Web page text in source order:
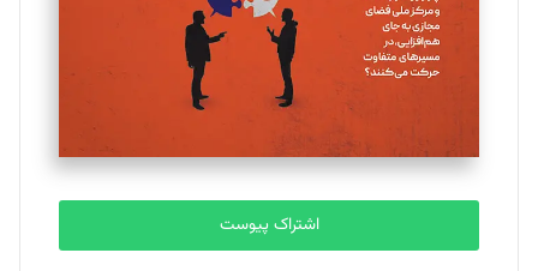
ملینا جعفری
تحریریه
مصطفی مسجدی آرانی
تحریریه
بابک نقاش
اشتراک پیوست